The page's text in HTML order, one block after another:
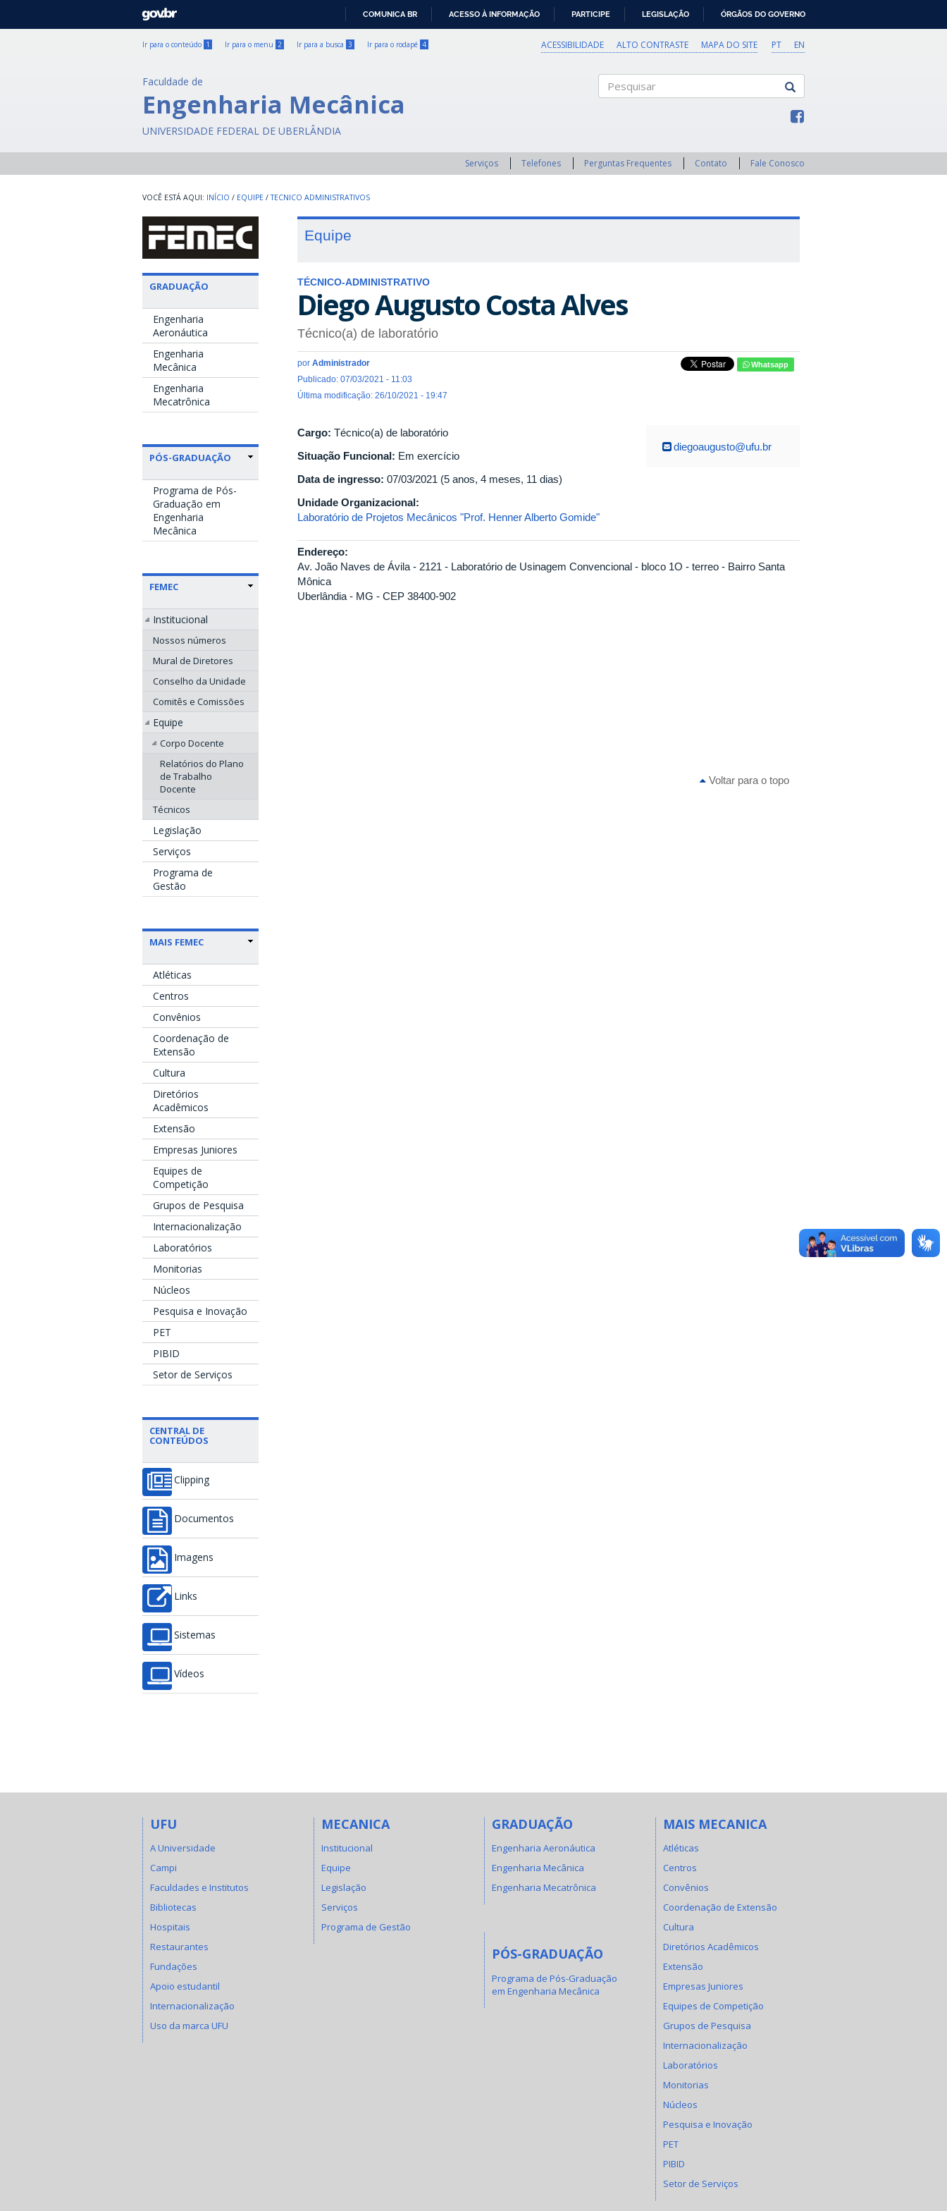
GOVBR
COMUNICA BR ACESSO À INFORMAÇÃO PARTICIPE LEGISLAÇÃO ÓRGÃOS DO GOVERNO
Ir para o conteúdo 1 Ir para o menu 2 Ir para a busca 3 Ir para o rodapé 4 PT EN
ACESSIBILIDADE ALTO CONTRASTE MAPA DO SITE
Faculdade de
Engenharia Mecânica
UNIVERSIDADE FEDERAL DE UBERLÂNDIA
Serviços Telefones Perguntas Frequentes Contato Fale Conosco
INÍCIO / EQUIPE / TECNICO ADMINISTRATIVOS
GRADUAÇÃO
Engenharia
Aeronáutica
Engenharia
Mecânica
Engenharia
Mecatrônica
PÓS-GRADUAÇÃO
Programa de Pós-
Graduação em
Engenharia
Mecânica
FEMEC
Institucional
Nossos números
Mural de Diretores
Conselho da Unidade
Comitês e Comissões
Equipe
Corpo Docente
Relatórios do Plano
de Trabalho
Docente
Técnicos
Legislação
Serviços
Programa de
Gestão
MAIS FEMEC
Atléticas
Centros
Convênios
Coordenação de
Extensão
Cultura
Diretórios
Acadêmicos
Extensão
Empresas Juniores
Equipes de
Competição
Grupos de Pesquisa
Internacionalização
Laboratórios
Monitorias
Núcleos
Pesquisa e Inovação
PET
PIBID
Setor de Serviços
CENTRAL DE
CONTEÚDOS
Clipping
Documentos
Imagens
Links
Sistemas
Vídeos
Equipe
TÉCNICO-ADMINISTRATIVO
Diego Augusto Costa Alves
Técnico(a) de laboratório
por Administrador
Publicado: 07/03/2021 - 11:03
Última modificação: 26/10/2021 - 19:47
Whatsapp
Cargo: Técnico(a) de laboratório
Situação Funcional: Em exercício
Data de ingresso: 07/03/2021 (5 anos, 4 meses, 11 dias)
Unidade Organizacional:
Laboratório de Projetos Mecânicos "Prof. Henner Alberto Gomide"
diegoaugusto@ufu.br
Endereço:
Av. João Naves de Ávila - 2121 - Laboratório de Usinagem Convencional - bloco 1O - terreo - Bairro Santa
Mônica
Uberlândia - MG - CEP 38400-902
Voltar para o topo
UFU
A Universidade
Campi
Faculdades e Institutos
Bibliotecas
Hospitais
Restaurantes
Fundações
Apoio estudantil
Internacionalização
Uso da marca UFU
MECANICA
Institucional
Equipe
Legislação
Serviços
Programa de Gestão
GRADUAÇÃO
Engenharia Aeronáutica
Engenharia Mecânica
Engenharia Mecatrônica
PÓS-GRADUAÇÃO
Programa de Pós-Graduação
em Engenharia Mecânica
MAIS MECANICA
Atléticas
Centros
Convênios
Coordenação de Extensão
Cultura
Diretórios Acadêmicos
Extensão
Empresas Juniores
Equipes de Competição
Grupos de Pesquisa
Internacionalização
Laboratórios
Monitorias
Núcleos
Pesquisa e Inovação
PET
PIBID
Setor de Serviços